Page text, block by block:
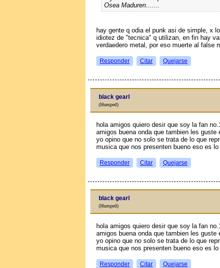
Osea Maduren.......
hay gente q odia el punk asi de simple, x
idiotez de "tecnica" q utilizan, en fin hay
verdaedero metal, por eso muerte al false
Responder Citar Quejarse
black gearl
(Huesped)
hola amigos quiero desir que soy la fan
amigos buena onda que tambien les guste
yo opino que no solo se trata de lo que
musica que nos presenten bueno eso es
Responder Citar Quejarse
black gearl
(Huesped)
hola amigos quiero desir que soy la fan
amigos buena onda que tambien les guste
yo opino que no solo se trata de lo que
musica que nos presenten bueno eso es
Responder Citar Quejarse